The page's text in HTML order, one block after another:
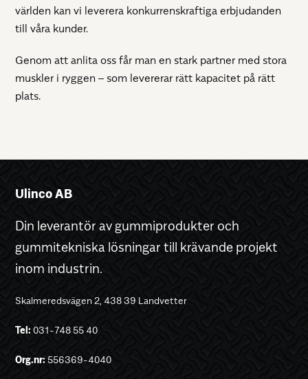
världen kan vi leverera konkurrenskraftiga erbjudanden
till våra kunder.
Genom att anlita oss får man en stark partner med stora
muskler i ryggen – som levererar rätt kapacitet på rätt
plats.
Ulinco AB
Din leverantör av gummiprodukter och
gummitekniska lösningar till krävande projekt
inom industrin.
Skalmeredsvägen 2, 438 39 Landvetter
Tel: 031-748 55 40
Org.nr: 556369-4040